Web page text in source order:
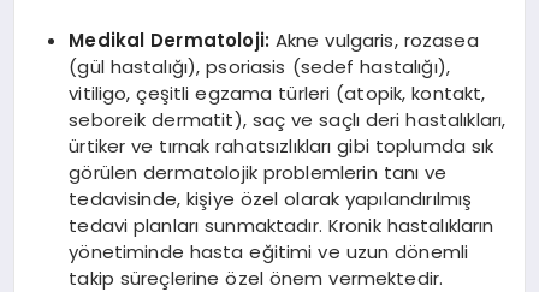
Medikal Dermatoloji: Akne vulgaris, rozasea
(gül hastalığı), psoriasis (sedef hastalığı),
vitiligo, çeşitli egzama türleri (atopik, kontakt,
seboreik dermatit), saç ve saçlı deri hastalıkları,
ürtiker ve tırnak rahatsızlıkları gibi toplumda sık
görülen dermatolojik problemlerin tanı ve
tedavisinde, kişiye özel olarak yapılandırılmış
tedavi planları sunmaktadır. Kronik hastalıkların
yönetiminde hasta eğitimi ve uzun dönemli
takip süreçlerine özel önem vermektedir.